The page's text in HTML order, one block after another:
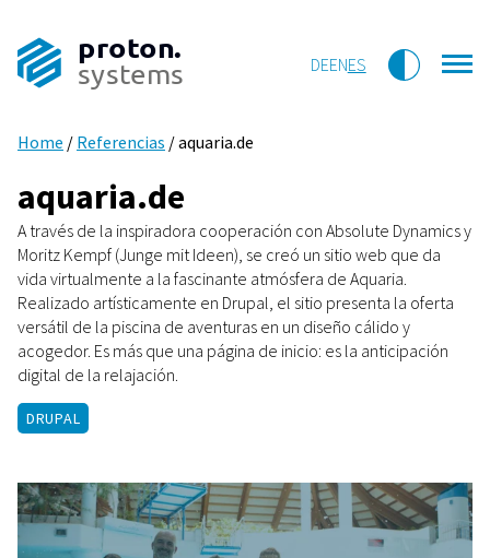
proton.
systems DEENES
Home / Referencias /aquaria.de
aquaria.de
A través de la inspiradora cooperación con Absolute Dynamics y
Moritz Kempf (Junge mit Ideen), se creó un sitio web que da
vida virtualmente a la fascinante atmósfera de Aquaria.
Realizado artísticamente en Drupal, el sitio presenta la oferta
versátil de la piscina de aventuras en un diseño cálido y
acogedor. Es más que una página de inicio: es la anticipación
digital de la relajación.
DRUPAL